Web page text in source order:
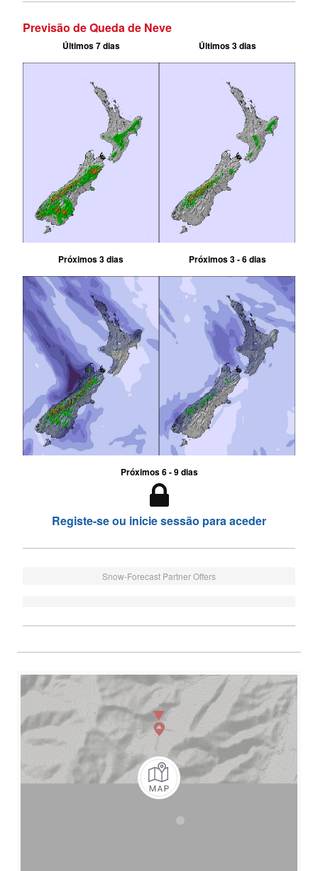
Previsão de Queda de Neve
Últimos 7 dias Últimos 3 dias
Próximos 3 dias Próximos 3 - 6 dias
Próximos 6 - 9 dias
Registe-se ou inicie sessão para aceder
Snow-Forecast Partner Offers